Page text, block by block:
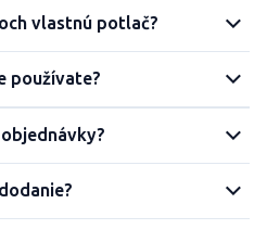
vlastnú potlač?
používate?